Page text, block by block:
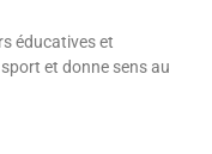
éducatives et
et donne sens au